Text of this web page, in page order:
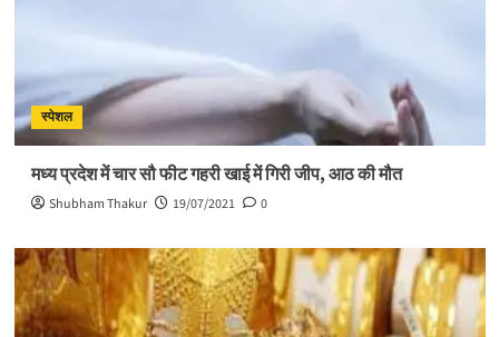
स्पेशल
मध्य प्रदेश में चार सौ फीट गहरी खाई में गिरी जीप, आठ की मौत
Shubham Thakur 19/07/2021 0